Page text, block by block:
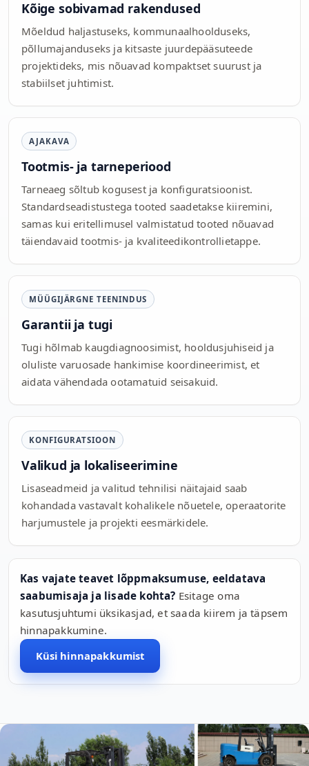
Kõige sobivamad rakendused
Mõeldud haljastuseks, kommunaalhoolduseks,
põllumajanduseks ja kitsaste juurdepääsuteede
projektideks, mis nõuavad kompaktset suurust ja
stabiilset juhtimist.
AJAKAVA
Tootmis- ja tarneperiood
Tarneaeg sõltub kogusest ja konfiguratsioonist.
Standardseadistustega tooted saadetakse kiiremini,
samas kui eritellimusel valmistatud tooted nõuavad
täiendavaid tootmis- ja kvaliteedikontrollietappe.
MÜÜGIJÄRGNE TEENINDUS
Garantii ja tugi
Tugi hõlmab kaugdiagnoosimist, hooldusjuhiseid ja
oluliste varuosade hankimise koordineerimist, et
aidata vähendada ootamatuid seisakuid.
KONFIGURATSIOON
Valikud ja lokaliseerimine
Lisaseadmeid ja valitud tehnilisi näitajaid saab
kohandada vastavalt kohalikele nõuetele, operaatorite
harjumustele ja projekti eesmärkidele.
Kas vajate teavet lõppmaksumuse, eeldatava
saabumisaja ja lisade kohta? Esitage oma
kasutusjuhtumi üksikasjad, et saada kiirem ja täpsem
hinnapakkumine.
Küsi hinnapakkumist